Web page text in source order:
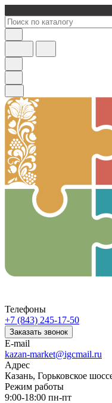
Телефоны
+7 (843) 245-17-50
Заказать звонок
E-mail
kazan-market@igcmail.ru
Адрес
Казань, ​Горьковское
Режим работы
9:00-18:00 пн-пт